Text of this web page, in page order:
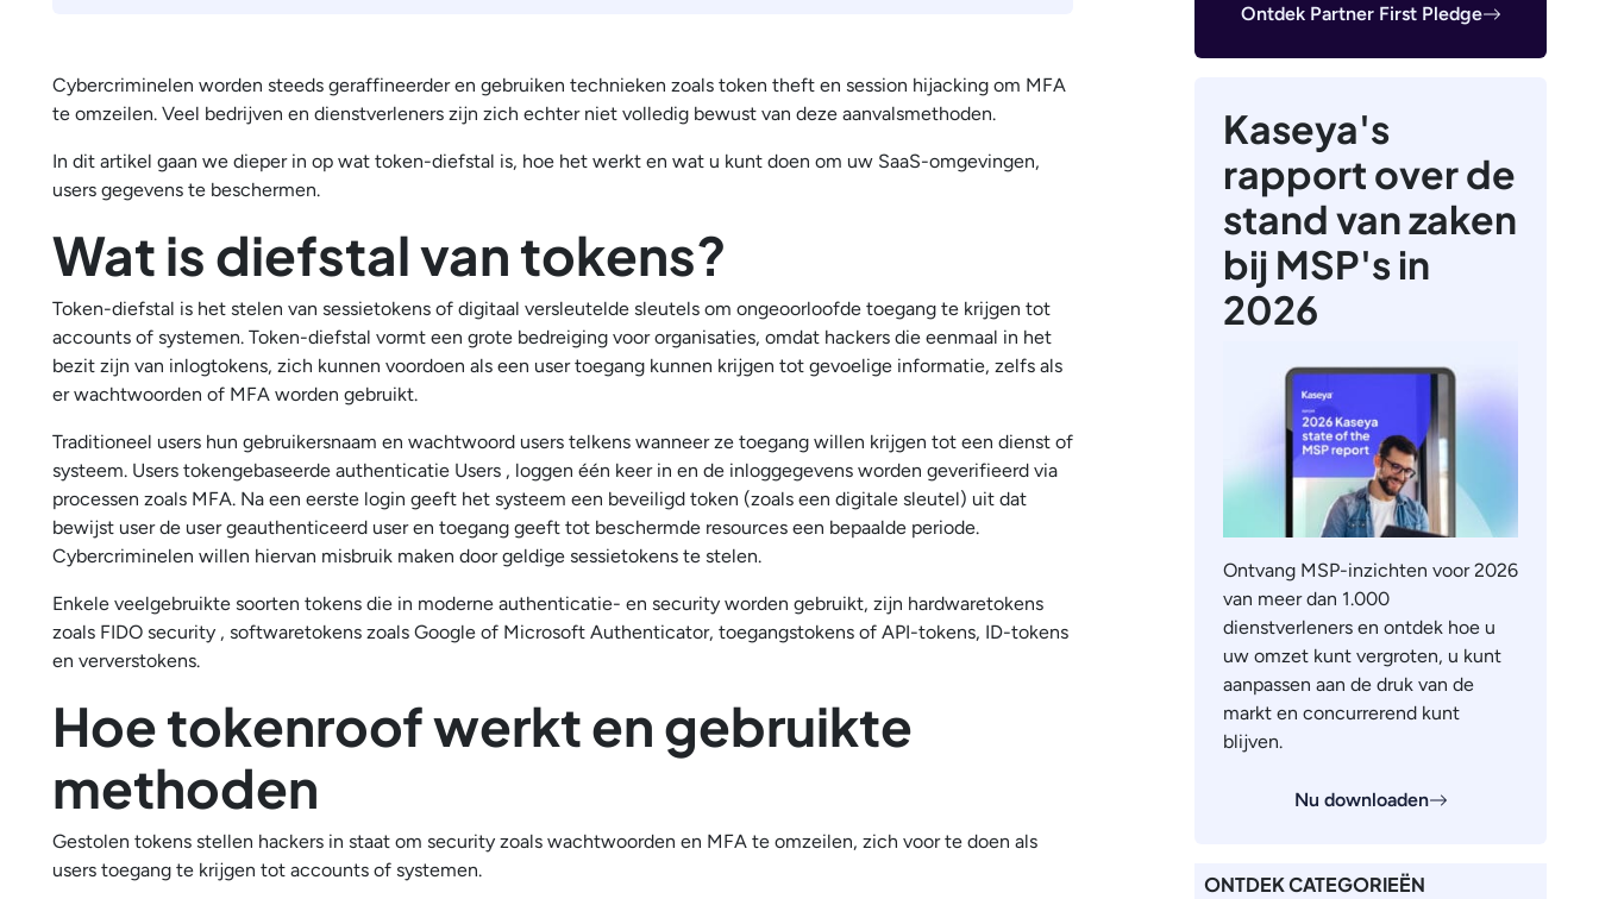
Cybercriminelen worden steeds geraffineerder en gebruiken technieken zoals token theft en session hijacking om MFA
te omzeilen. Veel bedrijven en dienstverleners zijn zich echter niet volledig bewust van deze aanvalsmethoden.
In dit artikel gaan we dieper in op wat token-diefstal is, hoe het werkt en wat u kunt doen om uw SaaS-omgevingen,
users gegevens te beschermen.
Wat is diefstal van tokens?
Token-diefstal is het stelen van sessietokens of digitaal versleutelde sleutels om ongeoorloofde toegang te krijgen tot
accounts of systemen. Token-diefstal vormt een grote bedreiging voor organisaties, omdat hackers die eenmaal in het
bezit zijn van inlogtokens, zich kunnen voordoen als een user toegang kunnen krijgen tot gevoelige informatie, zelfs als
er wachtwoorden of MFA worden gebruikt.
Traditioneel users hun gebruikersnaam en wachtwoord users telkens wanneer ze toegang willen krijgen tot een dienst of
systeem. Users tokengebaseerde authenticatie Users , loggen één keer in en de inloggegevens worden geverifieerd via
processen zoals MFA. Na een eerste login geeft het systeem een beveiligd token (zoals een digitale sleutel) uit dat
bewijst user de user geauthenticeerd user en toegang geeft tot beschermde resources een bepaalde periode.
Cybercriminelen willen hiervan misbruik maken door geldige sessietokens te stelen.
Enkele veelgebruikte soorten tokens die in moderne authenticatie- en security worden gebruikt, zijn hardwaretokens
zoals FIDO security , softwaretokens zoals Google of Microsoft Authenticator, toegangstokens of API-tokens, ID-tokens
en ververstokens.
Hoe tokenroof werkt en gebruikte
methoden
Gestolen tokens stellen hackers in staat om security zoals wachtwoorden en MFA te omzeilen, zich voor te doen als
users toegang te krijgen tot accounts of systemen.
Ontdek Partner First Pledge
Kaseya's
rapport over de
stand van zaken
bij MSP's in
2026
Ontvang MSP-inzichten voor 2026
van meer dan 1.000
dienstverleners en ontdek hoe u
uw omzet kunt vergroten, u kunt
aanpassen aan de druk van de
markt en concurrerend kunt
blijven.
Nu downloaden
ONTDEK CATEGORIEËN